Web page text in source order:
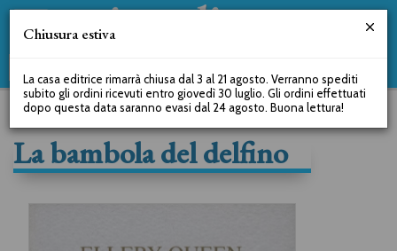
La bambola del delfino
Chiusura estiva
La casa editrice rimarrà chiusa dal 3 al 21 agosto. Verranno spediti
subito gli ordini ricevuti entro giovedì 30 luglio. Gli ordini effettuati
dopo questa data saranno evasi dal 24 agosto. Buona lettura!